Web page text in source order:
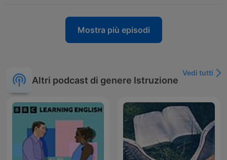
Mostra più episodi
Altri podcast di genere Istruzione
Vedi tutti